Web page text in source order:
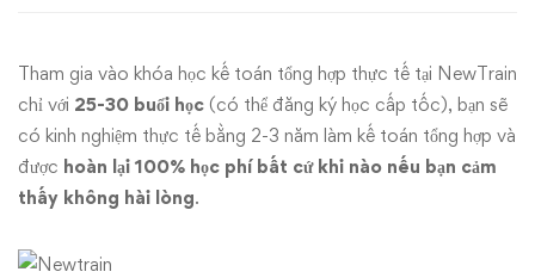
thực
tế
chất
lượng
Tham gia vào khóa học kế toán tổng hợp thực tế tại NewTrain
chỉ với 25-30 buổi học (có thể đăng ký học cấp tốc), bạn sẽ
có kinh nghiệm thực tế bằng 2-3 năm làm kế toán tổng hợp và
được hoàn lại 100% học phí bất cứ khi nào nếu bạn cảm
thấy không hài lòng.